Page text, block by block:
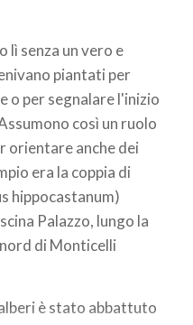
lì senza un vero e
piantati per
per segnalare l'inizio
così un ruolo
orientare anche dei
era la coppia di
hippocastanum)
Palazzo, lungo la
di Monticelli
è stato abbattuto